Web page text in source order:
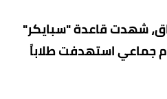
شهدت قاعدة "سبايكر"
جماعي استهدفت طلاباً